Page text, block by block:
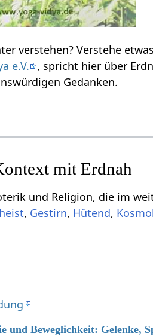
e.V.
Gedanken.
, , ,
und Beweglichkeit: Gelenke,